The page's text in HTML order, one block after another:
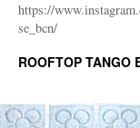
https://
se_bcn/
ROOFTOP TANGO